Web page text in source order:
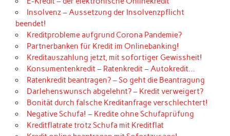
Insolvenz – Aussetzung der Insolvenzpflicht
beendet!
Kreditprobleme aufgrund Corona Pandemie?
Partnerbanken für Kredit im Onlinebanking!
Kreditauszahlung jetzt, mit sofortiger Gewissheit!
Konsumentenkredit – Ratenkredit – Autokredit…
Ratenkredit beantragen? – So geht die Beantragung
Darlehenswunsch abgelehnt? – Kredit verweigert?
Bonität durch falsche Kreditanfrage verschlechtert!
Negative Schufa! – Kredite ohne Schufaprüfung
Kreditflatrate trotz Schufa mit Kreditflat